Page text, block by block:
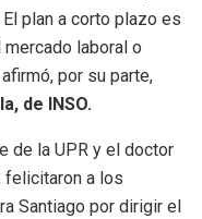
plan a corto plazo es
laboral o
por su parte,
de INSO.
de la UPR y el doctor
felicitaron a los
Santiago por dirigir el